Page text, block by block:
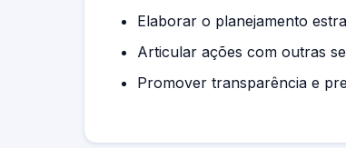
Elaborar o planejamento
Articular ações com outras
Promover transparência e